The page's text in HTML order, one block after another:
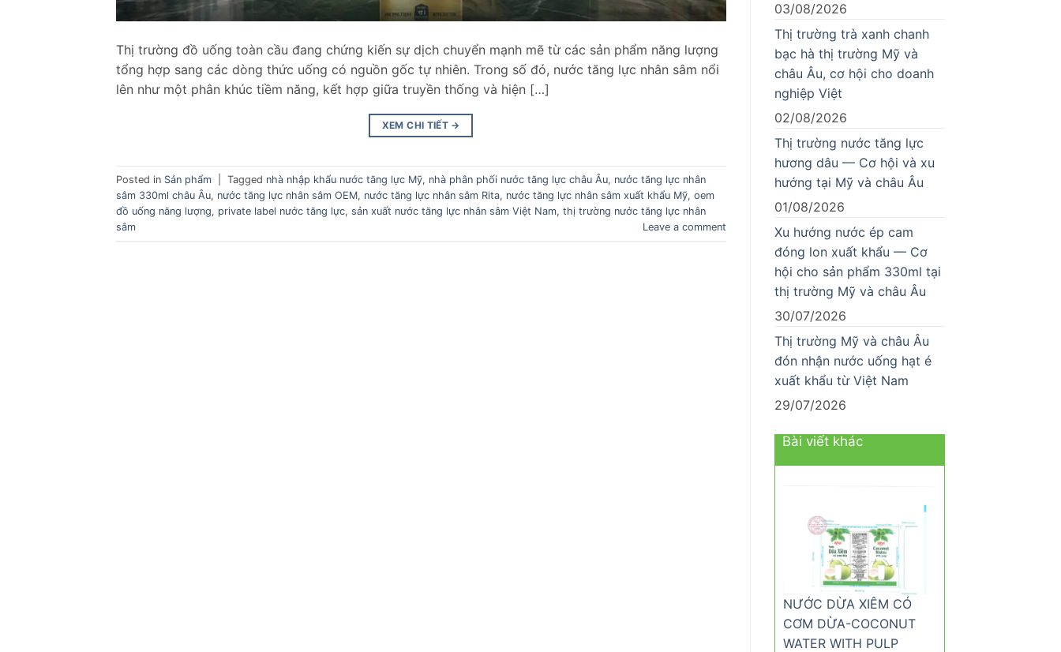
Thị trường đồ uống toàn cầu đang chứng kiến sự dịch chuyển mạnh mẽ từ các sản phẩm năng lượng
tổng hợp sang các dòng thức uống có nguồn gốc tự nhiên. Trong số đó, nước tăng lực nhân sâm nổi
lên như một phân khúc tiềm năng, kết hợp giữa truyền thống và hiện […]
XEM CHI TIẾT →
Posted in Sản phẩm Tagged nhà nhập khẩu nước tăng lực Mỹ, nhà phân phối nước tăng lực châu Âu, nước tăng lực nhân
sâm 330ml châu Âu, nước tăng lực nhân sâm OEM, nước tăng lực nhân sâm Rita, nước tăng lực nhân sâm xuất khẩu Mỹ, oem
đồ uống năng lượng, private label nước tăng lực, sản xuất nước tăng lực nhân sâm Việt Nam, thị trường nước tăng lực nhân
sâm
Leave a comment
03/08/2026
Thị trường trà xanh chanh
bạc hà thị trường Mỹ và
châu Âu, cơ hội cho doanh
nghiệp Việt
02/08/2026
Thị trường nước tăng lực
hương dâu — Cơ hội và xu
hướng tại Mỹ và châu Âu
01/08/2026
Xu hướng nước ép cam
đóng lon xuất khẩu — Cơ
hội cho sản phẩm 330ml tại
thị trường Mỹ và châu Âu
30/07/2026
Thị trường Mỹ và châu Âu
đón nhận nước uống hạt é
xuất khẩu từ Việt Nam
29/07/2026
Bài viết khác
NƯỚC DỪA XIÊM CÓ
CƠM DỪA-COCONUT
WATER WITH PULP